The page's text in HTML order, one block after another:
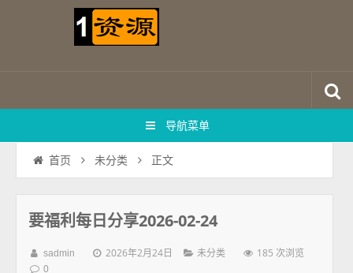
导航菜单
首页 未分类 正文
要福利每日分享2026-02-24
sadmin 2026年2月24日 未分类 185 次浏览
0